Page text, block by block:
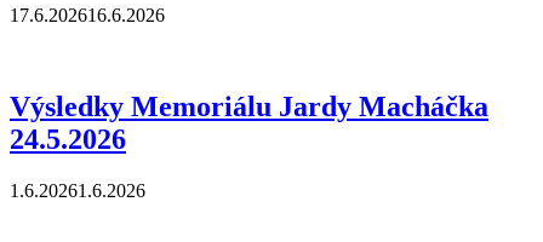
17.6.202616.6.2026
Výsledky Memoriálu Jardy Macháčka
24.5.2026
1.6.20261.6.2026